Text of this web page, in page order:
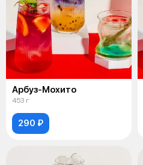
Арбуз-Мохито
453 г
290 ₽